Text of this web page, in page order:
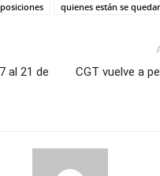
quienes están se
al 21 de
CGT vuelve a